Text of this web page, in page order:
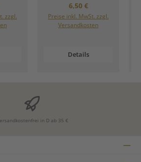
Preis:
zzgl.
Regulärer Preis:
6,50 €
Preise inkl. MwSt. zzgl.
Versandkosten
Details
in D ab 35 €